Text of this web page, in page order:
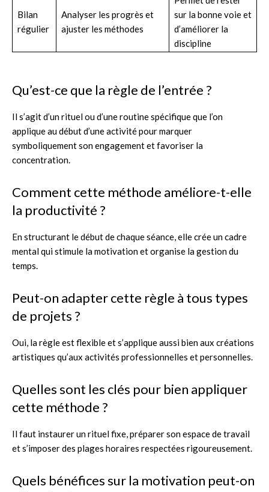
Bilan
régulier
Analyser les progrès et
ajuster les méthodes
sur la bonne voie et
d’améliorer la
discipline
Qu’est-ce que la règle de l’entrée ?
Il s’agit d’un rituel ou d’une routine spécifique que l’on
applique au début d’une activité pour marquer
symboliquement son engagement et favoriser la
concentration.
Comment cette méthode améliore-t-elle
la productivité ?
En structurant le début de chaque séance, elle crée un cadre
mental qui stimule la motivation et organise la gestion du
temps.
Peut-on adapter cette règle à tous types
de projets ?
Oui, la règle est flexible et s’applique aussi bien aux créations
artistiques qu’aux activités professionnelles et personnelles.
Quelles sont les clés pour bien appliquer
cette méthode ?
Il faut instaurer un rituel fixe, préparer son espace de travail
et s’imposer des plages horaires respectées rigoureusement.
Quels bénéfices sur la motivation peut-on